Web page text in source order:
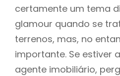
certamente um tema
glamour quando se
terrenos, mas, no
importante. Se estiver
agente imobiliário,